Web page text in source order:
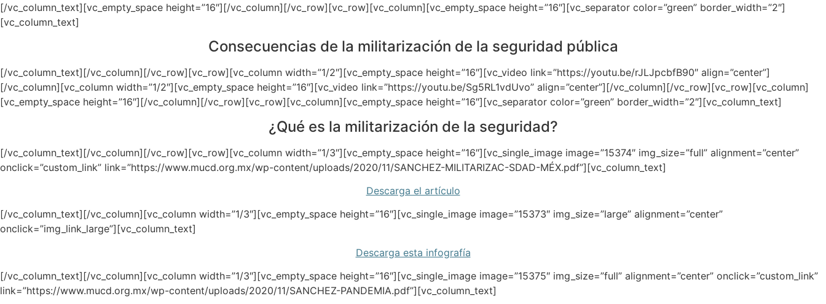
[/vc_column_text][vc_empty_space height=”16″][/vc_column][/vc_row][vc_row][vc_column][vc_empty_space height=”16″][vc_separator color=”green” border_width=”2″]
[vc_column_text]
Consecuencias de la militarización de la seguridad pública
[/vc_column_text][/vc_column][/vc_row][vc_row][vc_column width=”1/2″][vc_empty_space height=”16″][vc_video link=”https://youtu.be/rJLJpcbfB90″ align=”center”]
[/vc_column][vc_column width=”1/2″][vc_empty_space height=”16″][vc_video link=”https://youtu.be/Sg5RL1vdUvo” align=”center”][/vc_column][/vc_row][vc_row][vc_column]
[vc_empty_space height=”16″][/vc_column][/vc_row][vc_row][vc_column][vc_empty_space height=”16″][vc_separator color=”green” border_width=”2″][vc_column_text]
¿Qué es la militarización de la seguridad?
[/vc_column_text][/vc_column][/vc_row][vc_row][vc_column width=”1/3″][vc_empty_space height=”16″][vc_single_image image=”15374″ img_size=”full” alignment=”center”
onclick=”custom_link” link=”https://www.mucd.org.mx/wp-content/uploads/2020/11/SANCHEZ-MILITARIZAC-SDAD-MÉX.pdf”][vc_column_text]
Descarga el artículo
[/vc_column_text][/vc_column][vc_column width=”1/3″][vc_empty_space height=”16″][vc_single_image image=”15373″ img_size=”large” alignment=”center”
onclick=”img_link_large”][vc_column_text]
Descarga esta infografía
[/vc_column_text][/vc_column][vc_column width=”1/3″][vc_empty_space height=”16″][vc_single_image image=”15375″ img_size=”full” alignment=”center” onclick=”custom_link”
link=”https://www.mucd.org.mx/wp-content/uploads/2020/11/SANCHEZ-PANDEMIA.pdf”][vc_column_text]